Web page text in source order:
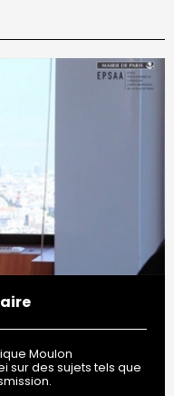
Moulon
sur des sujets tels que